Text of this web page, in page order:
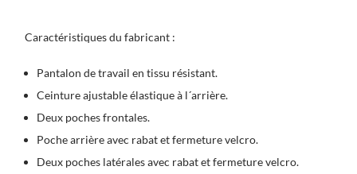
Caractéristiques du fabricant :
Pantalon de travail en tissu résistant.
Ceinture ajustable élastique à l´arrière.
Deux poches frontales.
Poche arrière avec rabat et fermeture velcro.
Deux poches latérales avec rabat et fermeture velcro.